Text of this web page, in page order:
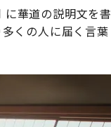
華道の説明文を書
くの人に届く言葉